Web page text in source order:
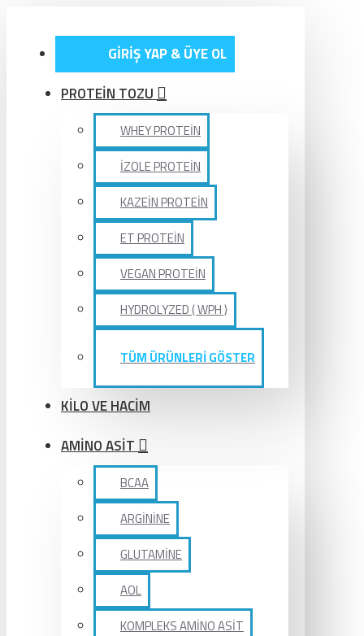
GİRİŞ YAP & ÜYE OL
PROTEİN TOZU
WHEY PROTEİN
İZOLE PROTEİN
KAZEİN PROTEİN
ET PROTEİN
VEGAN PROTEİN
HYDROLYZED ( WPH )
TÜM ÜRÜNLERİ GÖSTER
KİLO VE HACİM
AMİNO ASİT
BCAA
ARGİNİNE
GLUTAMİNE
AOL
KOMPLEKS AMİNO ASİT